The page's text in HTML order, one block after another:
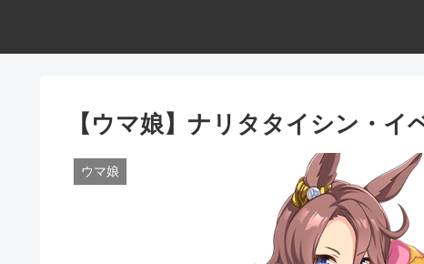
【ウマ娘】ナリタタイシン・イ
ウマ娘